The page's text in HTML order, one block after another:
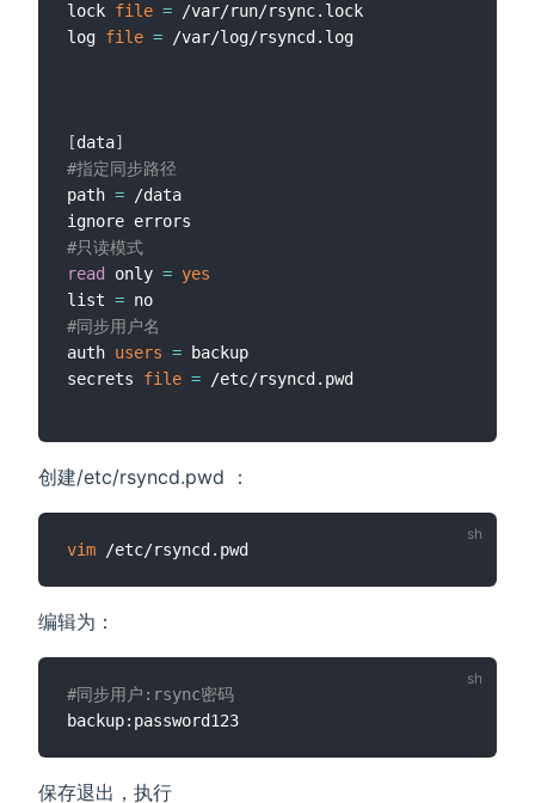
lock file = /var/run/rsync.lock
log file = /var/log/rsyncd.log
[data]
#指定同步路径
path = /data
#只读模式
read
only = yes
list =
#同步用户名
auth users = backup
secrets file = /etc/rsyncd.pwd
创建/etc/rsyncd.pwd ：
vim
编辑为：
#同步用户:rsync密码
保存退出，执行